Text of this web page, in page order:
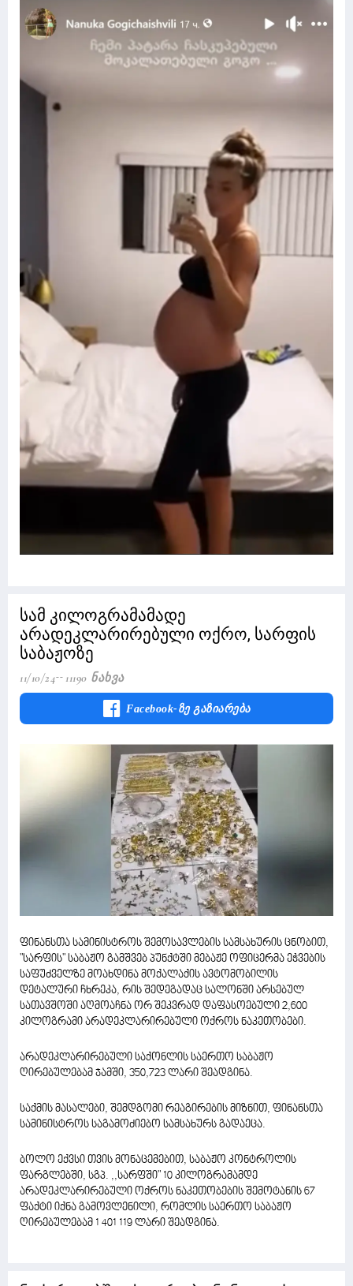
სამ კილოგრამამადე
არადეკლარირებული ოქრო, სარფის
საბაჟოზე
11/10/24 11190 Ნახვა
Facebook-Ზე Გაზიარება
ფინანსთა სამინისტროს შემოსავლების სამსახურის ცნობით,
"სარფის" საბაჟო გამშვებ პუნქტში მებაჟე ოფიცერმა ეჭვების
საფუძველზე მოახდინა მოქალაქის ავტომობილის
დეტალური ჩხრეკა, რის შედეგადაც სალონში არსებულ
სათავშოში აღმოაჩნა ორ შეკვრად დაფასოებული 2,600
კილოგრამი არადეკლარირებული ოქროს ნაკეთობები.
არადეკლარირებული საქონლის საერთო საბაჟო
ღირებულებამ ჯამში, 350,723 ლარი შეადგინა.
საქმის მასალები, შემდგომი რეაგირების მიზნით, ფინანსთა
სამინისტროს საგამოძიებო სამსახურს გადაეცა.
ბოლო ექვსი თვის მონაცემებით, საბაჟო კონტროლის
ფარგლებში, სგპ. ,,სარფში" 10 კილოგრამამდე
არადეკლარირებული ოქროს ნაკეთობების შემოტანის 67
ფაქტი იქნა გამოვლენილი, რომლის საერთო საბაჟო
ღირებულებამ 1 401 119 ლარი შეადგინა.